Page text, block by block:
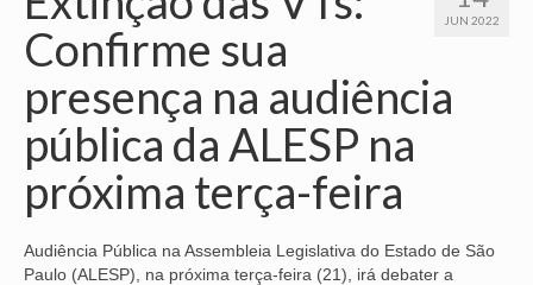
DIRETORIA EXECUTIVA
ESTATUTO
ATAS
LOCALIZAÇÃO
QUEM SOMOS
NOSSA HISTÓRIA
JUN 2022
Confirme sua
presença na audiência
pública da ALESP na
próxima terça-feira
Audiência Pública na Assembleia Legislativa do Estado de São
Paulo (ALESP), na próxima terça-feira (21), irá debater a